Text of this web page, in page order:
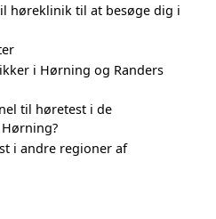
høreklinik til at besøge dig i
i Hørning og Randers
til høretest i de
i andre regioner af